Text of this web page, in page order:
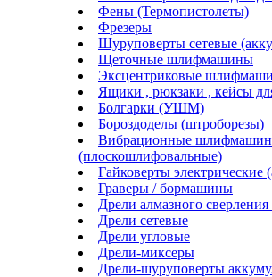
Фены (Термопистолеты)
Фрезеры
Шуруповерты сетевые
Щеточные шлифмашины
Эксцентриковые
Ящики , рюкзаки , кейсы
Болгарки (УШМ)
Бороздоделы (штроборезы)
Вибрационные
(плоскошлифовальные)
Гайковерты электрические
Граверы / бормашины
Дрели алмазного
Дрели сетевые
Дрели угловые
Дрели-миксеры
Дрели-шуруповерты